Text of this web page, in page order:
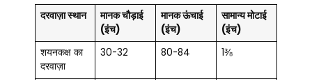
दरवाज़ा स्थान
मानक चौड़ाई
(इंच)
मानक ऊंचाई
(इंच)
सामान्य मोटाई
(इंच)
शयनकक्ष का
दरवाज़ा
30-32 80-84 1⅜